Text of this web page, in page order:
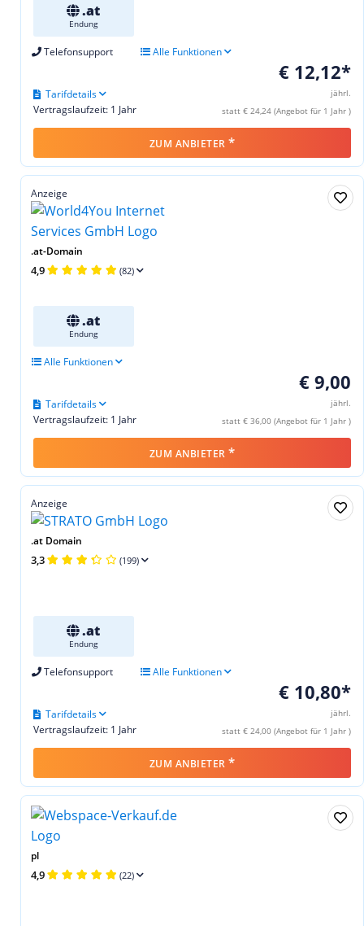
.at
Endung
Telefonsupport Alle Funktionen
€ 12,12*
jährl.
statt € 24,24 (Angebot für 1 Jahr )
Vertragslaufzeit: 1 Jahr
Tarifdetails
ZUM ANBIETER *
Anzeige
.at-Domain
4,9 (82)
.at
Endung
Alle Funktionen
€ 9,00
jährl.
statt € 36,00 (Angebot für 1 Jahr )
Vertragslaufzeit: 1 Jahr
Tarifdetails
ZUM ANBIETER *
Anzeige
.at Domain
3,3 (199)
.at
Endung
Telefonsupport Alle Funktionen
€ 10,80*
jährl.
statt € 24,00 (Angebot für 1 Jahr )
Vertragslaufzeit: 1 Jahr
Tarifdetails
ZUM ANBIETER *
pl
4,9 (22)